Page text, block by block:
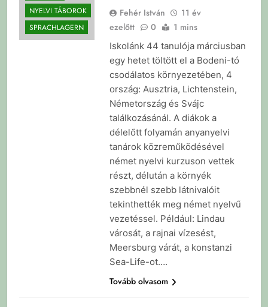
NYELVI TÁBOROK
SPRACHLAGERN
Fehér István
11 év
ezelőtt
0 1 mins
Iskolánk 44 tanulója márciusban
egy hetet töltött el a Bodeni-tó
csodálatos környezetében, 4
ország: Ausztria, Lichtenstein,
Németország és Svájc
találkozásánál. A diákok a
délelőtt folyamán anyanyelvi
tanárok közreműködésével
német nyelvi kurzuson vettek
részt, délután a környék
szebbnél szebb látnivalóit
tekinthették meg német nyelvű
vezetéssel. Például: Lindau
városát, a rajnai vízesést,
Meersburg várát, a konstanzi
Sea-Life-ot….
Tovább olvasom